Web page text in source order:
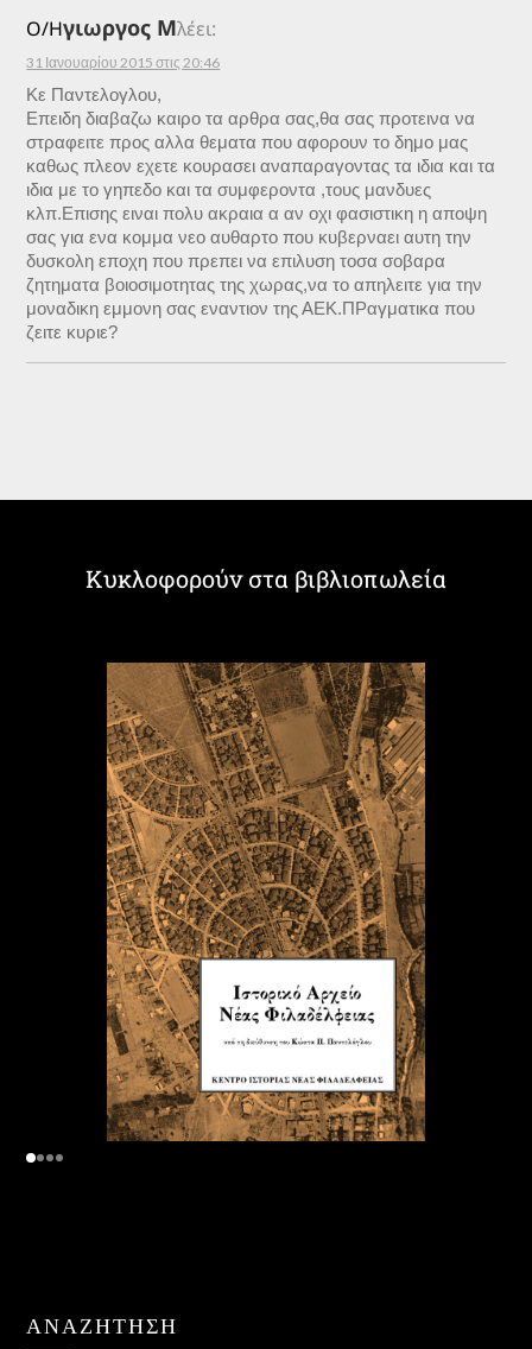
Ο/Ηγιωργος Μλέει:
31 Ιανουαρίου 2015 στις 20:46
Κε Παντελογλου,
Επειδη διαβαζω καιρο τα αρθρα σας,θα σας προτεινα να
στραφειτε προς αλλα θεματα που αφορουν το δημο μας
καθως πλεον εχετε κουρασει αναπαραγοντας τα ιδια και τα
ιδια με το γηπεδο και τα συμφεροντα ,τους μανδυες
κλπ.Επισης ειναι πολυ ακραια α αν οχι φασιστικη η αποψη
σας για ενα κομμα νεο αυθαρτο που κυβερναει αυτη την
δυσκολη εποχη που πρεπει να επιλυση τοσα σοβαρα
ζητηματα βοιοσιμοτητας της χωρας,να το απηλειτε για την
μοναδικη εμμονη σας εναντιον της ΑΕΚ.ΠΡαγματικα που
ζειτε κυριε?
Κυκλοφορούν στα βιβλιοπωλεία
ΑΝΑΖΉΤΗΣΗ